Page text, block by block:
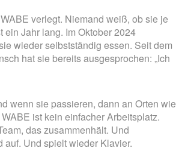
verlegt. Niemand weiß, ob sie je
Jahr lang. Im Oktober 2024
wieder selbstständig essen. Seit dem
hat sie bereits ausgesprochen: „Ich
wenn sie passieren, dann an Orten wie
ist kein einfacher Arbeitsplatz.
das zusammenhält. Und
Und spielt wieder Klavier.